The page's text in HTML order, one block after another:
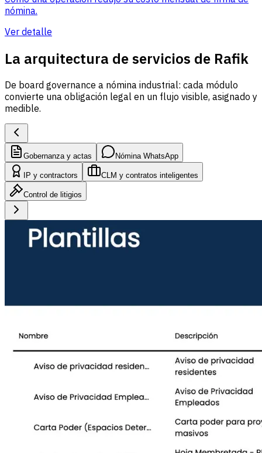
nómina.
Ver detalle
La arquitectura de servicios de Rafik
De board governance a nómina industrial: cada módulo
convierte una obligación legal en un flujo visible, asignado y
medible.
Gobernanza y actas Nómina WhatsApp
IP y contractors CLM y contratos inteligentes
Control de litigios